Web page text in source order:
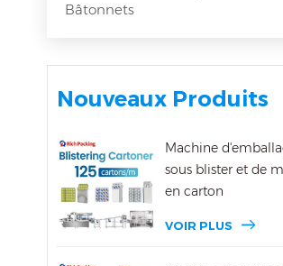
Bâtonnets
Nouveaux Produits
Machine
sous blister et de
en carton
VOIR PLUS